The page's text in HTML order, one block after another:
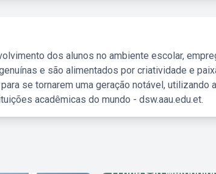
dos alunos no ambiente escolar,
e são alimentados por criatividade e
se tornarem uma geração notável, utilizando
acadêmicas do mundo - dsw.aau.edu.et.